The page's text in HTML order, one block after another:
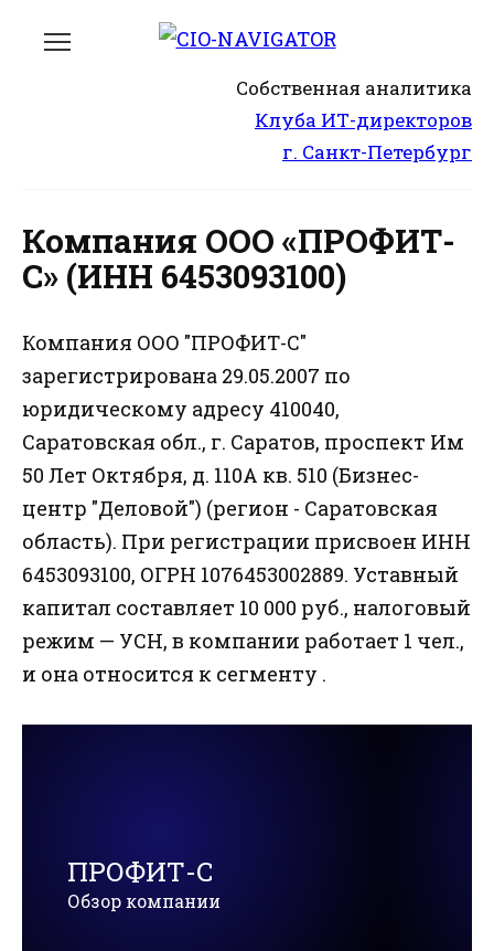
Собственная аналитика
Клуба ИТ-директоров
г. Санкт-Петербург
Компания ООО «ПРОФИТ-
С» (ИНН 6453093100)
Компания ООО "ПРОФИТ-С"
зарегистрирована 29.05.2007 по
юридическому адресу 410040,
Саратовская обл., г. Саратов, проспект Им
50 Лет Октября, д. 110А кв. 510 (Бизнес-
центр "Деловой") (регион - Саратовская
область). При регистрации присвоен ИНН
6453093100, ОГРН 1076453002889. Уставный
капитал составляет 10 000 руб., налоговый
режим — УСН, в компании работает 1 чел.,
и она относится к сегменту .
ПРОФИТ-С
Обзор компании